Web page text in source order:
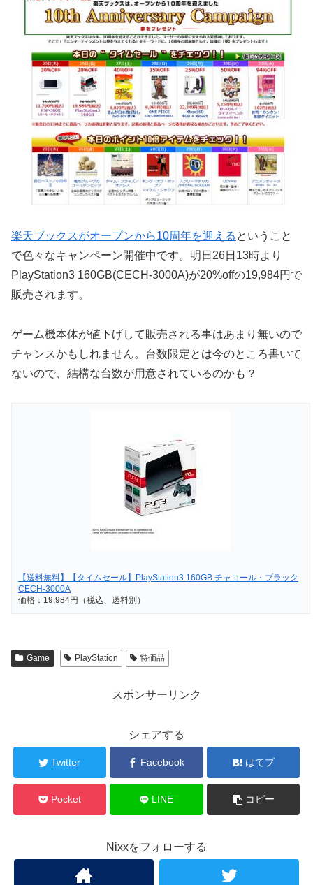
楽天ブックスがオープンから10周年を迎える ということ
で色々なキャンペーン開催中です。明日26日13時より
PlayStation3 160GB(CECH-3000A)が20%offの19,984円で
販売されます。
ゲーム機本体が値下げして販売される事はあまり無いので
チャンスかもしれません。台数限定とは今のところ書いて
ないので、結構な台数が用意されているのかも？
【送料無料】【タイムセール】PlayStation3 160GB チャコール・ブラック
CECH-3000A
価格：19,984円（税込、送料別）
Game PlayStation 特価品
スポンサーリンク
シェアする
Twitter Facebook はてブ
Pocket LINE コピー
Nixxをフォローする